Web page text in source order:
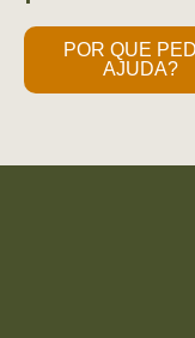
POR QUE
AJUDA?